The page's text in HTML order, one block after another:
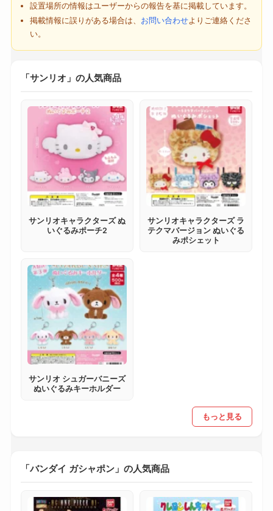
設置場所の情報はユーザーからの報告を基に掲載しています。
掲載情報に誤りがある場合は、 お問い合わせよりご連絡くださ
い。
「サンリオ」の人気商品
サンリオキャラクターズ ぬ
いぐるみポーチ2
サンリオキャラクターズ ラ
テクマバージョン ぬいぐる
みポシェット
サンリオ シュガーバニーズ
ぬいぐるみキーホルダー
もっと見る
「バンダイ ガシャポン」の人気商品